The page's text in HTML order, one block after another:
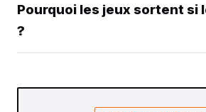
Pourquoi les jeux sortent si
?